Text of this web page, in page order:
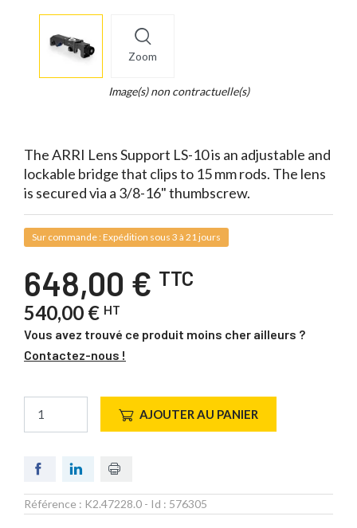
Zoom
info
Image(s) non contractuelle(s)
The ARRI Lens Support LS-10 is an adjustable and
lockable bridge that clips to 15 mm rods. The lens
is secured via a 3/8-16" thumbscrew.
Sur commande : Expédition sous 3 à 21 jours
648,00 € TTC
540,00 € HT
Vous avez trouvé ce produit moins cher ailleurs ?
Contactez-nous !
AJOUTER AU PANIER
Référence : K2.47228.0 - Id : 576305